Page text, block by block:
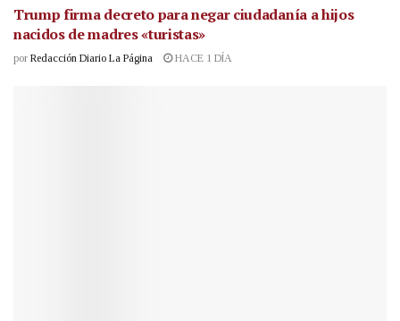
Trump firma decreto para negar ciudadanía a hijos
nacidos de madres «turistas»
por Redacción Diario La Página HACE 1 DÍA